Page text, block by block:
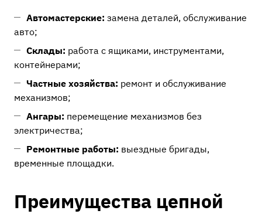
Автомастерские: замена деталей, обслуживание
авто;
Склады: работа с ящиками, инструментами,
контейнерами;
Частные хозяйства: ремонт и обслуживание
механизмов;
Ангары: перемещение механизмов без
электричества;
Ремонтные работы: выездные бригады,
временные площадки.
Преимущества цепной